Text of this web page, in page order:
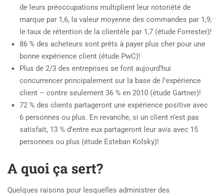
de leurs préoccupations multiplient leur notoriété de
marque par 1,6, la valeur moyenne des commandes par 1,9,
le taux de rétention de la clientèle par 1,7 (étude Forrester)!
86 % des acheteurs sont prêts à payer plus cher pour une
bonne expérience client (étude PwC)!
Plus de 2/3 des entreprises se font aujourd’hui
concurrencer principalement sur la base de l’expérience
client – contre seulement 36 % en 2010 (étude Gartner)!
72 % des clients partageront une expérience positive avec
6 personnes ou plus. En revanche, si un client n’est pas
satisfait, 13 % d’entre eux partageront leur avis avec 15
personnes ou plus (étude Esteban Kolsky)!
A quoi ça sert?
Quelques raisons pour lesquelles administrer des